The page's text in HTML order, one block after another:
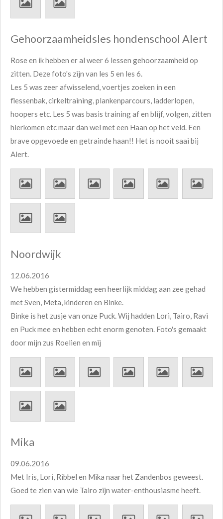
Gehoorzaamheidsles hondenschool Alert
Rose en ik hebben er al weer 6 lessen gehoorzaamheid op
zitten. Deze foto's zijn van les 5 en les 6.
Les 5 was zeer afwisselend, voertjes zoeken in een
flessenbak, cirkeltraining, plankenparcours, ladderlopen,
hoopers etc. Les 5 was basis training af en blijf, volgen, zitten
hierkomen etc maar dan wel met een Haan op het veld. Een
brave opgevoede en getrainde haan!! Het is nooit saai bij
Alert.
Noordwijk
12.06.2016
We hebben gistermiddag een heerlijk middag aan zee gehad
met Sven, Meta, kinderen en Binke.
Binke is het zusje van onze Puck. Wij hadden Lori, Tairo, Ravi
en Puck mee en hebben echt enorm genoten. Foto's gemaakt
door mijn zus Roelien en mij
Mika
09.06.2016
Met Iris, Lori, Ribbel en Mika naar het Zandenbos geweest.
Goed te zien van wie Tairo zijn water-enthousiasme heeft.